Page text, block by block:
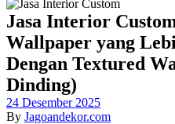
Jasa Interior
Wallpaper yang
Dengan Textured
Dinding)
24 Desember 2025
By Jagoandekor.com